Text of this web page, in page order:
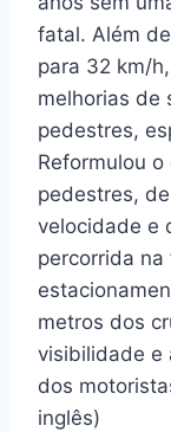
fatal. Além
para 32 km/
melhorias de
pedestres,
Reformulou
pedestres,
velocidade e
percorrida
metros dos
visibilidade e
dos
inglês)